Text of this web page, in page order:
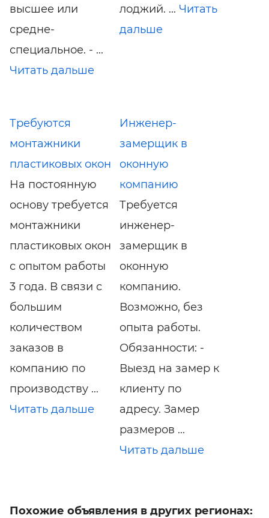
высшее или
средне-
специальное. - ...
Читать дальше
лоджий. ... Читать
дальше
Требуются
монтажники
пластиковых окон
На постоянную
основу требуется
монтажники
пластиковых окон
с опытом работы
3 года. В связи с
большим
количеством
заказов в
компанию по
производству ...
Читать дальше
Инженер-
замерщик в
оконную
компанию
Требуется
инженер-
замерщик в
оконную
компанию.
Возможно, без
опыта работы.
Обязанности: -
Выезд на замер к
клиенту по
адресу. Замер
размеров ...
Читать дальше
Похожие объявления в других регионах: